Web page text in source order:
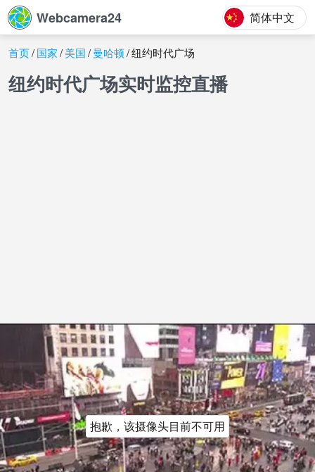
Webcamera24 简体中文
首页 国家 美国 曼哈顿 纽约时代广场
纽约时代广场实时监控直播
抱歉，该摄像头目前不可用